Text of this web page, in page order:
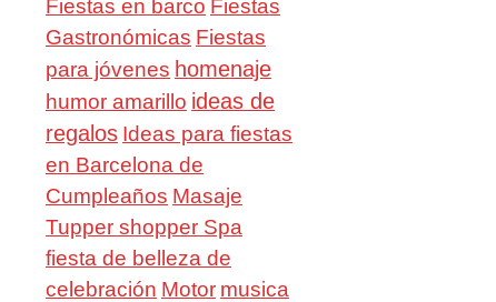
Fiestas en barco Fiestas
Gastronómicas Fiestas
para jóvenes homenaje
humor amarillo ideas de
regalos Ideas para fiestas
en Barcelona de
Cumpleaños Masaje
Tupper shopper Spa
fiesta de belleza de
celebración Motor musica